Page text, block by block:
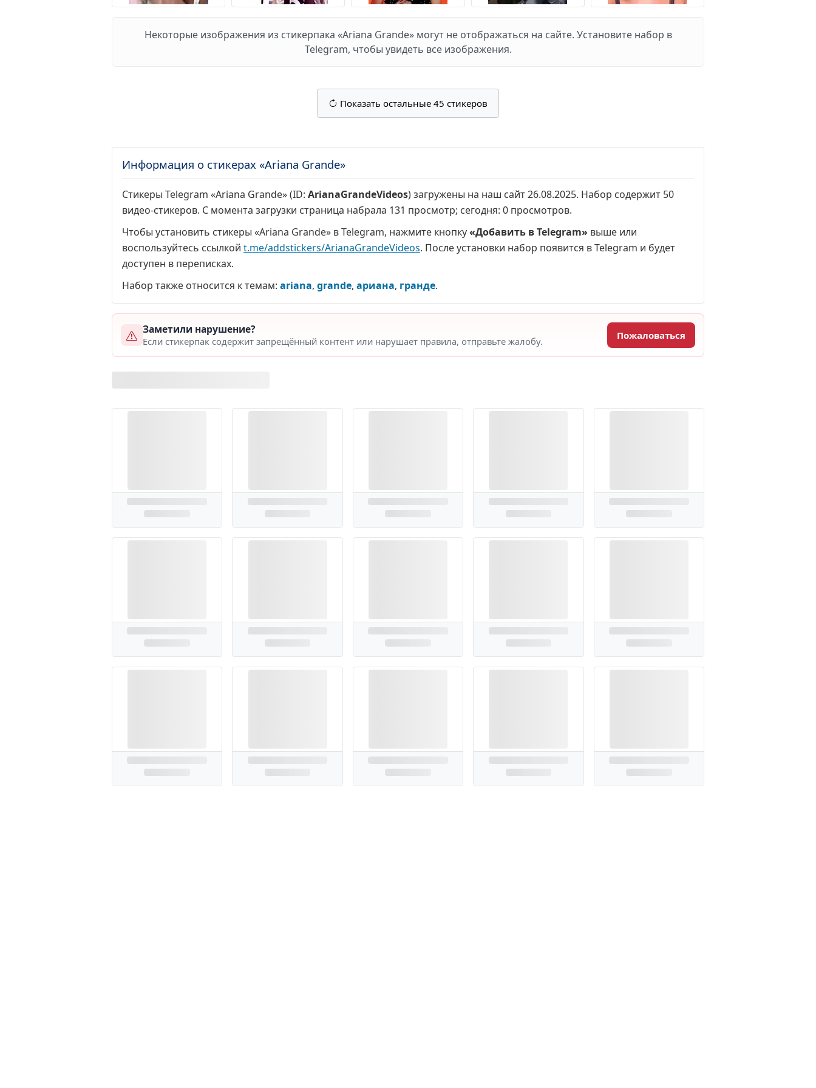
Некоторые изображения из стикерпака «Ariana Grande» могут не отображаться на сайте. Установите набор в
Telegram, чтобы увидеть все изображения.
Показать остальные 45 стикеров
Информация о стикерах «Ariana Grande»
Стикеры Telegram «Ariana Grande» (ID: ArianaGrandeVideos) загружены на наш сайт 26.08.2025. Набор содержит 50
видео-стикеров. С момента загрузки страница набрала 131 просмотр; сегодня: 0 просмотров.
Чтобы установить стикеры «Ariana Grande» в Telegram, нажмите кнопку«Добавить в Telegram» выше или
воспользуйтесь ссылкой t.me/addstickers/ArianaGrandeVideos. После установки набор появится в Telegram и будет
доступен в переписках.
Набор также относится к темам: ariana, grande, ариана, гранде.
Заметили нарушение?
Если стикерпак содержит запрещённый контент или нарушает правила, отправьте жалобу. Пожаловаться